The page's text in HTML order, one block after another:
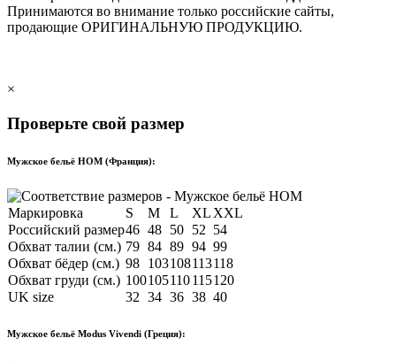
Принимаются во внимание только российские сайты,
продающие ОРИГИНАЛЬНУЮ ПРОДУКЦИЮ.
×
Проверьте свой размер
Мужское бельё HOM (Франция):
Маркировка S M L XL XXL
Российский размер46 48 50 52 54
Обхват талии (см.) 79 84 89 94 99
Обхват бёдер (см.) 98 103108113118
Обхват груди (см.) 100105110115120
UK size
32 34 36 38 40
Мужское бельё Modus Vivendi (Греция):